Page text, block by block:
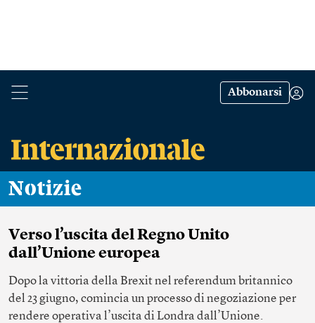
Abbonarsi
Notizie
Verso l’uscita del Regno Unito
dall’Unione europea
Dopo la vittoria della Brexit nel referendum britannico
del 23 giugno, comincia un processo di negoziazione per
rendere operativa l’uscita di Londra dall’Unione.